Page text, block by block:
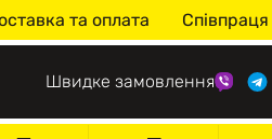
та оплата Співпраця
Швидке замовлення